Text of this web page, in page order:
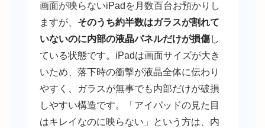
画面が映らないiPadを月数百台お預かりし
ますが、 そのうち約半数はガラスが割れて
いないのに内部の液晶パネルだけが損傷し
ている状態です。iPadは画面サイズが大き
いため、落下時の衝撃が液晶全体に伝わり
やすく、ガラスが無事でも内部だけが破損
しやすい構造です。「アイパッドの見た目
はキレイなのに映らない」という方は、内